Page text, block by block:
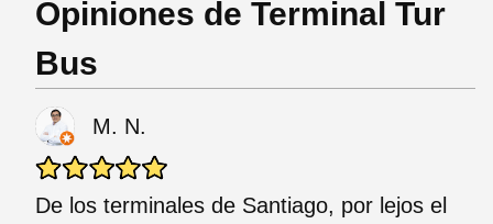
Opiniones de Terminal Tur
Bus
M. N.
De los terminales de Santiago, por lejos el